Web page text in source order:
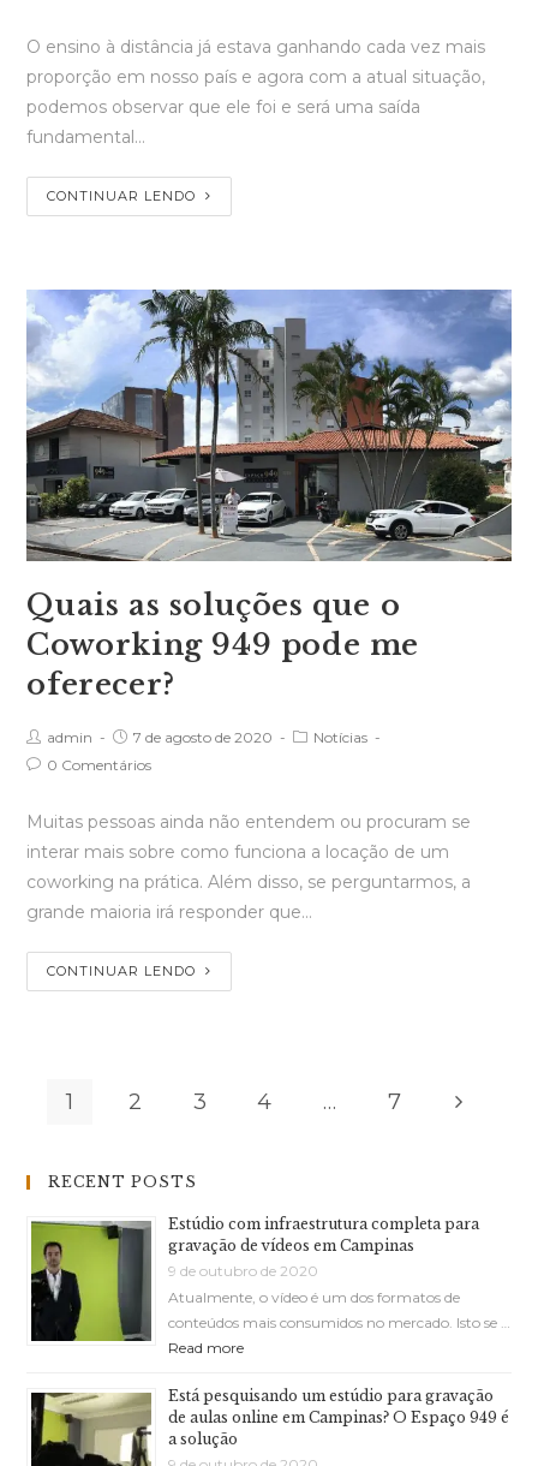
O ensino à distância já estava ganhando cada vez mais
proporção em nosso país e agora com a atual situação,
podemos observar que ele foi e será uma saída
fundamental…
CONTINUAR LENDO
Quais as soluções que o
Coworking 949 pode me
oferecer?
admin 7 de agosto de 2020
Notícias
0 Comentários
Muitas pessoas ainda não entendem ou procuram se
interar mais sobre como funciona a locação de um
coworking na prática. Além disso, se perguntarmos, a
grande maioria irá responder que…
CONTINUAR LENDO
1 2 3 4 … 7
RECENT POSTS
Estúdio com infraestrutura completa para
gravação de vídeos em Campinas
9 de outubro de 2020
Atualmente, o vídeo é um dos formatos de
conteúdos mais consumidos no mercado. Isto se …
Read more
Está pesquisando um estúdio para gravação
de aulas online em Campinas? O Espaço 949 é
a solução